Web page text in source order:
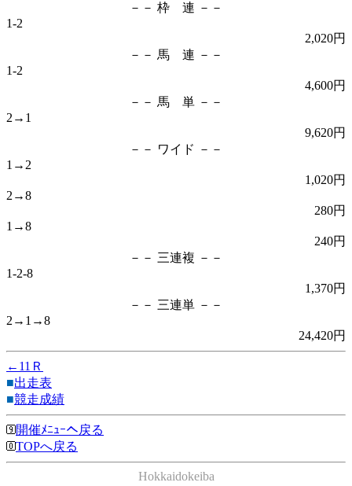
－－ 枠 連 －－
1-2
2,020円
－－ 馬 連 －－
1-2
4,600円
－－ 馬 単 －－
2→1
9,620円
－－ ワイド －－
1→2
1,020円
2→8
280円
1→8
240円
－－ 三連複 －－
1-2-8
1,370円
－－ 三連単 －－
2→1→8
24,420円
←11Ｒ
■出走表
■競走成績
開催ﾒﾆｭｰへ戻る
TOPへ戻る
Hokkaidokeiba